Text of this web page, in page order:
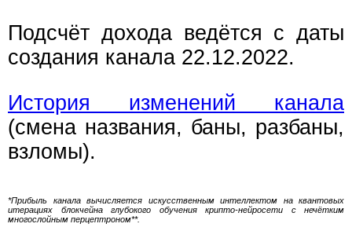
Подсчёт дохода ведётся с даты
создания канала 22.12.2022.
История изменений канала
(смена названия, баны, разбаны,
взломы).
*Прибыль канала вычисляется искусственным интеллектом на квантовых
итерациях блокчейна глубокого обучения крипто-нейросети с нечётким
многослойным перцептроном**.